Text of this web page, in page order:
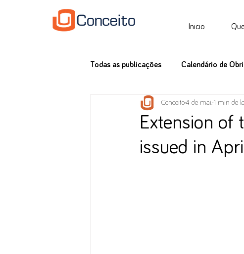
Inicio
Todas as publicações Calendário de
Extension of
issued in
Conceito4 de mai. 1 min de